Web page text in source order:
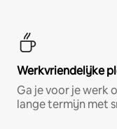
Werkvriendelijke
Ga je voor je werk
lange termijn met